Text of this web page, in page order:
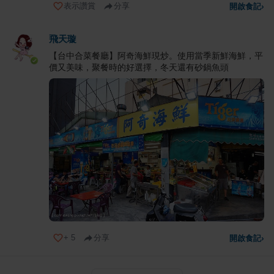
表示讚賞 分享 開啟食記›
飛天璇
【台中合菜餐廳】阿奇海鮮現炒。使用當季新鮮海鮮，平
價又美味，聚餐時的好選擇，冬天還有砂鍋魚頭
+ 5 分享 開啟食記›